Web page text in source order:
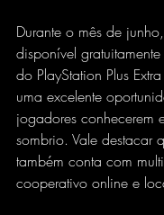
Durante o mês de
disponível
do PlayStation Plus
uma excelente
jogadores conhecerem
sombrio. Vale destacar
também conta com
cooperativo online e